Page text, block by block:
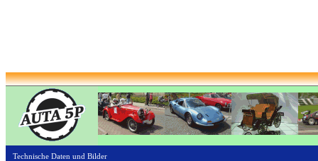
Technische Daten und Bilder